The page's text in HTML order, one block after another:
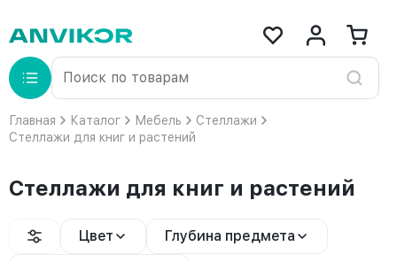
Главная Каталог Мебель
Стеллажи
Стеллажи для книг и растений
Стеллажи для книг и растений
Цвет Глубина предмета